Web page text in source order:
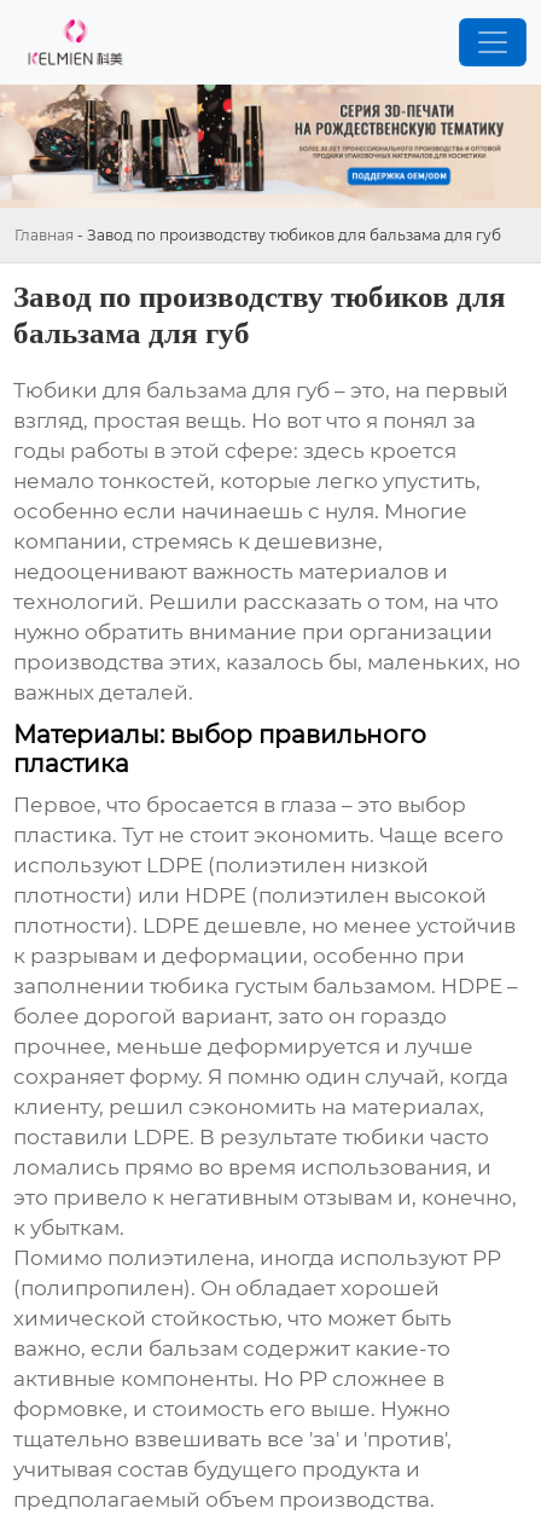
Главная - Завод по производству тюбиков для бальзама для губ
Завод по производству тюбиков для
бальзама для губ
Тюбики для бальзама для губ – это, на первый
взгляд, простая вещь. Но вот что я понял за
годы работы в этой сфере: здесь кроется
немало тонкостей, которые легко упустить,
особенно если начинаешь с нуля. Многие
компании, стремясь к дешевизне,
недооценивают важность материалов и
технологий. Решили рассказать о том, на что
нужно обратить внимание при организации
производства этих, казалось бы, маленьких, но
важных деталей.
Материалы: выбор правильного
пластика
Первое, что бросается в глаза – это выбор
пластика. Тут не стоит экономить. Чаще всего
используют LDPE (полиэтилен низкой
плотности) или HDPE (полиэтилен высокой
плотности). LDPE дешевле, но менее устойчив
к разрывам и деформации, особенно при
заполнении тюбика густым бальзамом. HDPE –
более дорогой вариант, зато он гораздо
прочнее, меньше деформируется и лучше
сохраняет форму. Я помню один случай, когда
клиенту, решил сэкономить на материалах,
поставили LDPE. В результате тюбики часто
ломались прямо во время использования, и
это привело к негативным отзывам и, конечно,
к убыткам.
Помимо полиэтилена, иногда используют PP
(полипропилен). Он обладает хорошей
химической стойкостью, что может быть
важно, если бальзам содержит какие-то
активные компоненты. Но PP сложнее в
формовке, и стоимость его выше. Нужно
тщательно взвешивать все 'за' и 'против',
учитывая состав будущего продукта и
предполагаемый объем производства.